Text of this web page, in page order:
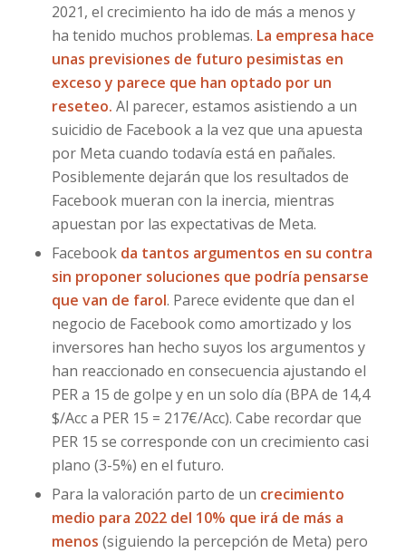
2021, el crecimiento ha ido de más a menos y
ha tenido muchos problemas. La empresa hace
unas previsiones de futuro pesimistas en
exceso y parece que han optado por un
reseteo. Al parecer, estamos asistiendo a un
suicidio de Facebook a la vez que una apuesta
por Meta cuando todavía está en pañales.
Posiblemente dejarán que los resultados de
Facebook mueran con la inercia, mientras
apuestan por las expectativas de Meta.
Facebook da tantos argumentos en su contra
sin proponer soluciones que podría pensarse
que van de farol. Parece evidente que dan el
negocio de Facebook como amortizado y los
inversores han hecho suyos los argumentos y
han reaccionado en consecuencia ajustando el
PER a 15 de golpe y en un solo día (BPA de 14,4
$/Acc a PER 15 = 217€/Acc). Cabe recordar que
PER 15 se corresponde con un crecimiento casi
plano (3-5%) en el futuro.
Para la valoración parto de un crecimiento
medio para 2022 del 10% que irá de más a
menos (siguiendo la percepción de Meta) pero